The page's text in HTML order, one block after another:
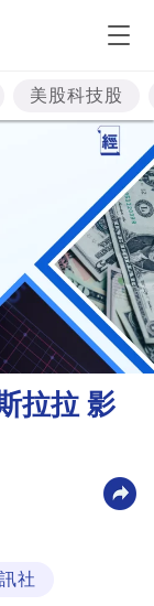
美股科技股
拉拉 影
社